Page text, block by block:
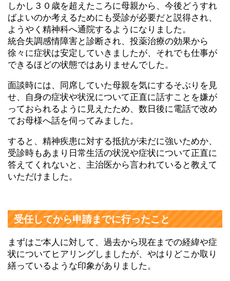
しかし３０歳を超えたころに母親から、今後どうすれ
ばよいのか考えるためにも受診が必要だと説得され、
ようやく精神科へ通院するようになりました。
統合失調感情障害と診断され、投薬治療の効果から
徐々に症状は安定していきましたが、それでも仕事が
できるほどの状態ではありませんでした。
面談時には、同席していた母親を気にするそぶりを見
せ、自身の症状や状況について正直に話すことを嫌が
っておられるように見えたため、数日後に電話で改め
てお母様へ話を伺ってみました。
すると、精神疾患に対する抵抗が未だに強いためか、
受診時もあまり日常生活の状況や症状について正直に
答えてくれないと、主治医から言われていると教えて
いただけました。
受任してから申請までに行ったこと
まずはご本人に対して、過去から現在までの経緯や症
状についてヒアリングしましたが、やはりどこか取り
繕っているような印象がありました。